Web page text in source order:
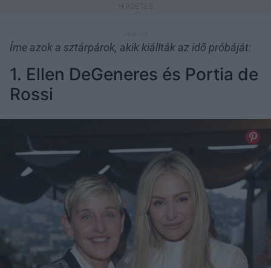
Íme azok a sztárpárok, akik kiállták az idő próbáját:
1. Ellen DeGeneres és Portia de
Rossi